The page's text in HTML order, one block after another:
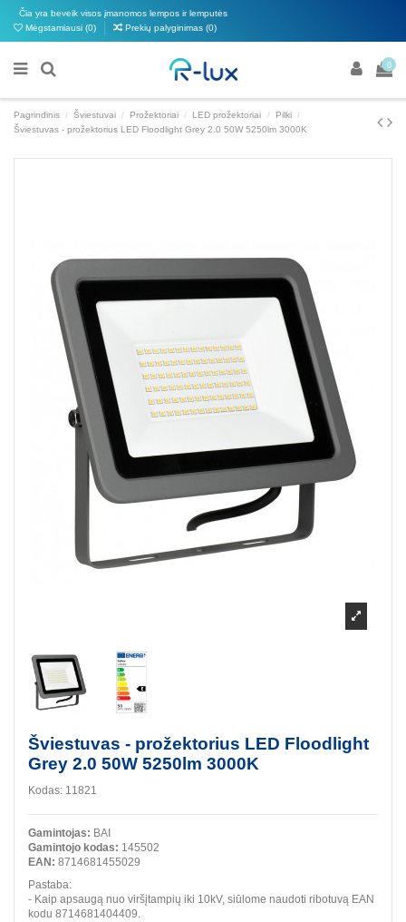
Čia yra beveik visos įmanomos lempos ir lemputės
Mėgstamiausi (0) Prekių palyginimas (0)
0
Pagrindinis Šviestuvai Prožektoriai LED prožektoriai
Pilki
Šviestuvas - prožektorius LED Floodlight Grey 2.0 50W 5250lm 3000K
Šviestuvas - prožektorius LED Floodlight
Grey 2.0 50W 5250lm 3000K
Kodas: 11821
Gamintojas: BAI
Gamintojo kodas: 145502
EAN: 8714681455029
Pastaba:
- Kaip apsaugą nuo viršįtampių iki 10kV, siūlome naudoti ribotuvą EAN
kodu 8714681404409.